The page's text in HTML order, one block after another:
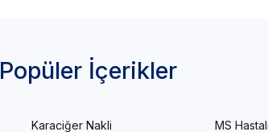
Popüler İçerikler
Karaciğer Nakli MS